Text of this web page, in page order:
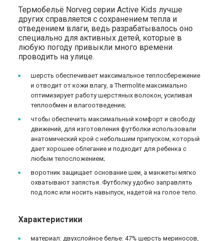
Термобельё Norveg серии Active Kids лучше
других справляется с сохранением тепла и
отведением влаги, ведь разрабатывалось оно
специально для активных детей, которые в
любую погоду привыкли много времени
проводить на улице.
шерсть обеспечивает максимальное теплосбережение
и отводит от кожи влагу, а Thermolite максимально
оптимизирует работу шерстяных волокон, усиливая
теплообмен и влагоотведение;
чтобы обеспечить максимальный комфорт и свободу
движений, для изготовления футболки использовали
анатомический крой с небольшим припуском, который
дает хорошее облегание и подходит для ребенка с
любым телосложением;
воротник защищает основание шеи, а манжеты мягко
охватывают запястья. Футболку удобно заправлять
под пояс или носить навыпуск, надетой на голое тело.
Характеристики
материал: двухслойное белье: 47% шерсть мериносов,